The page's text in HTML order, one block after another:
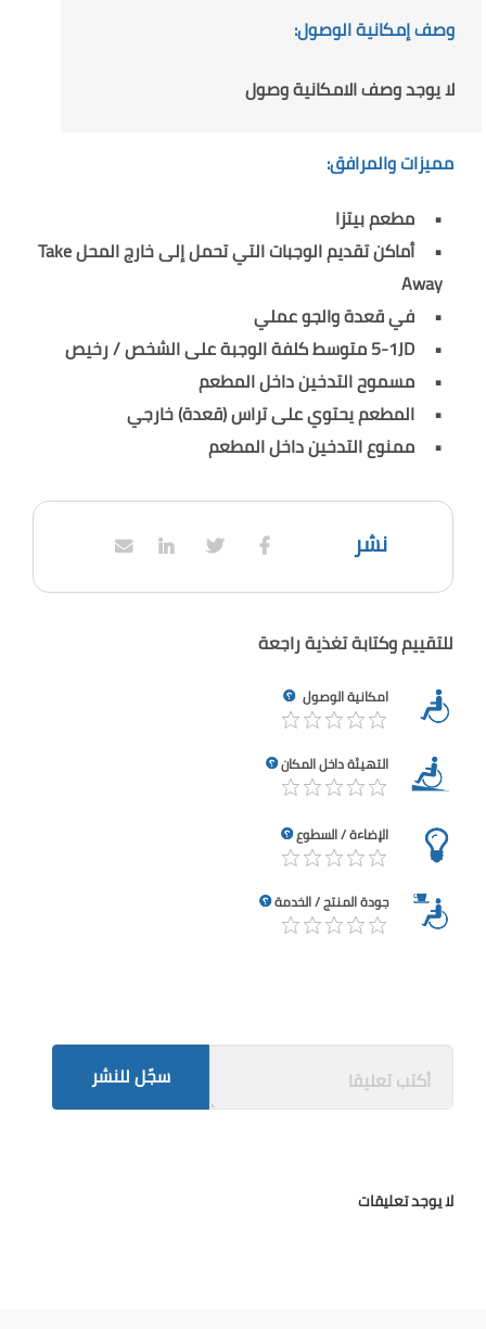
وصف إمكانية الوصول:
لا يوجد وصف الامكانية وصول
مميزات والمرافق:
مطعم بيتزا
أماكن تقديم الوجبات التي تحمل إلى خارج المحل Take
Away
في قعدة والجو عملي
5-1JD متوسط كلفة الوجبة على الشخص / رخيص
مسموح التدخين داخل المطعم
المطعم يحتوي على تراس (قعدة) خارجي
ممنوع التدخين داخل المطعم
نشر
للتقييم وكتابة تغذية راجعة
امكانية الوصول
التهيئة داخل المكان
الإضاءة / السطوع
جودة المنتج / الخدمة
سجّل للنشر
لا يوجد تعليقات